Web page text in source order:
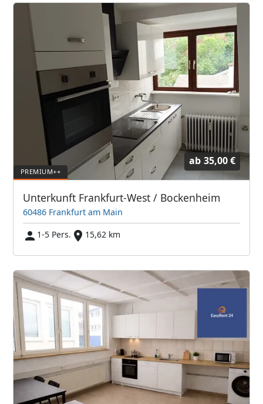
ab 35,00 €
Unterkunft Frankfurt-West / Bockenheim
60486 Frankfurt am Main
1-5 Pers.
15,62 km